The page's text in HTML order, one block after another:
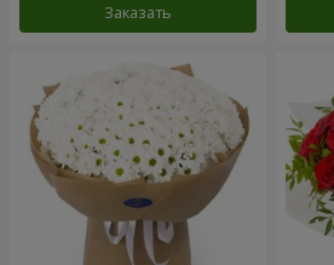
Заказать